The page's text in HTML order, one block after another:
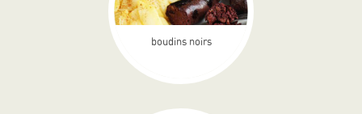
boudins noirs